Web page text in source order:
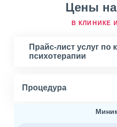
Цены на
В КЛИНИКЕ
Прайс-лист услуг по
психотерапии
Процедура